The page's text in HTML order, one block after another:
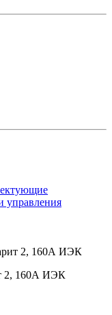
управления
2, 160А ИЭК